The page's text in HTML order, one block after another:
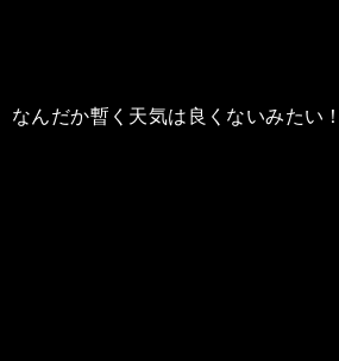
なんだか暫く天気は良くないみたい！